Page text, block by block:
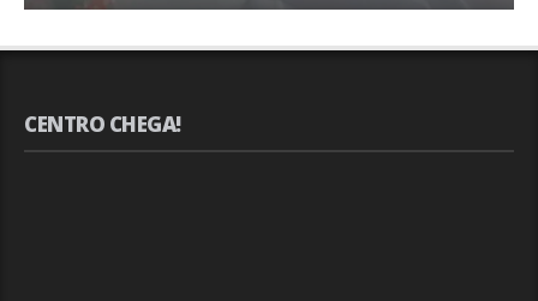
CENTRO CHEGA!